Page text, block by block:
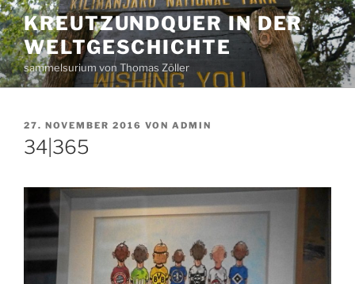
Zum
Inhalt
springen
KREUTZUNDQUER IN DER
WELTGESCHICHTE
sammelsurium von Thomas Zöller
VERÖFFENTLICHT
AM
27. NOVEMBER 2016 VON ADMIN
34|365